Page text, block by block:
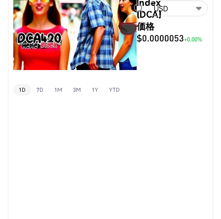
(DCA)
価格
$0.0000053+0.00%
USD
1D 7D 1M 3M 1Y YTD